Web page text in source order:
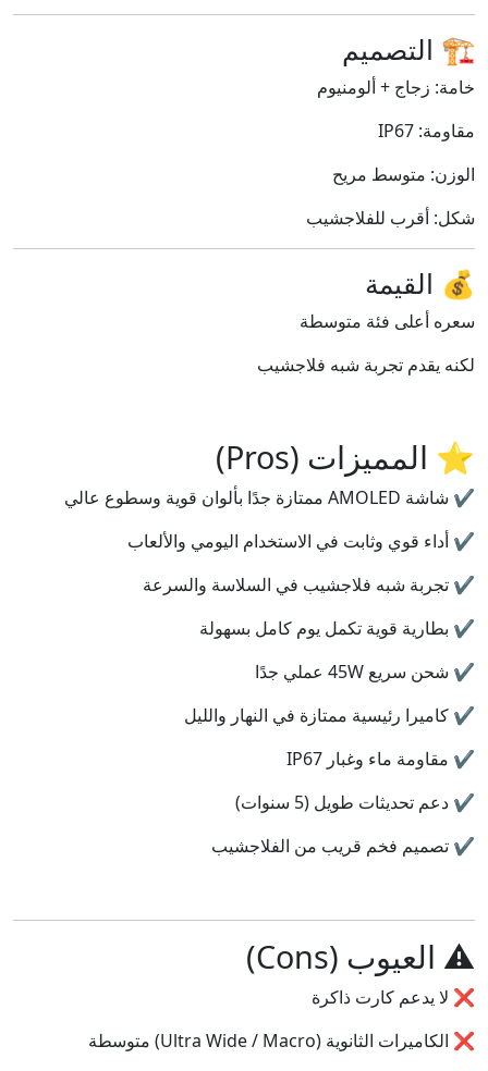
🏗️ التصميم
خامة: زجاج + ألومنيوم
مقاومة: IP67
الوزن: متوسط مريح
شكل: أقرب للفلاجشيب
💰 القيمة
سعره أعلى فئة متوسطة
لكنه يقدم تجربة شبه فلاجشيب
⭐ المميزات (Pros)
✔️ شاشة AMOLED ممتازة جدًا بألوان قوية وسطوع عالي
✔️ أداء قوي وثابت في الاستخدام اليومي والألعاب
✔️ تجربة شبه فلاجشيب في السلاسة والسرعة
✔️ بطارية قوية تكمل يوم كامل بسهولة
✔️ شحن سريع 45W عملي جدًا
✔️ كاميرا رئيسية ممتازة في النهار والليل
✔️ مقاومة ماء وغبار IP67
✔️ دعم تحديثات طويل (5 سنوات)
✔️ تصميم فخم قريب من الفلاجشيب
⚠️ العيوب (Cons)
❌ لا يدعم كارت ذاكرة
❌ الكاميرات الثانوية (Ultra Wide / Macro) متوسطة